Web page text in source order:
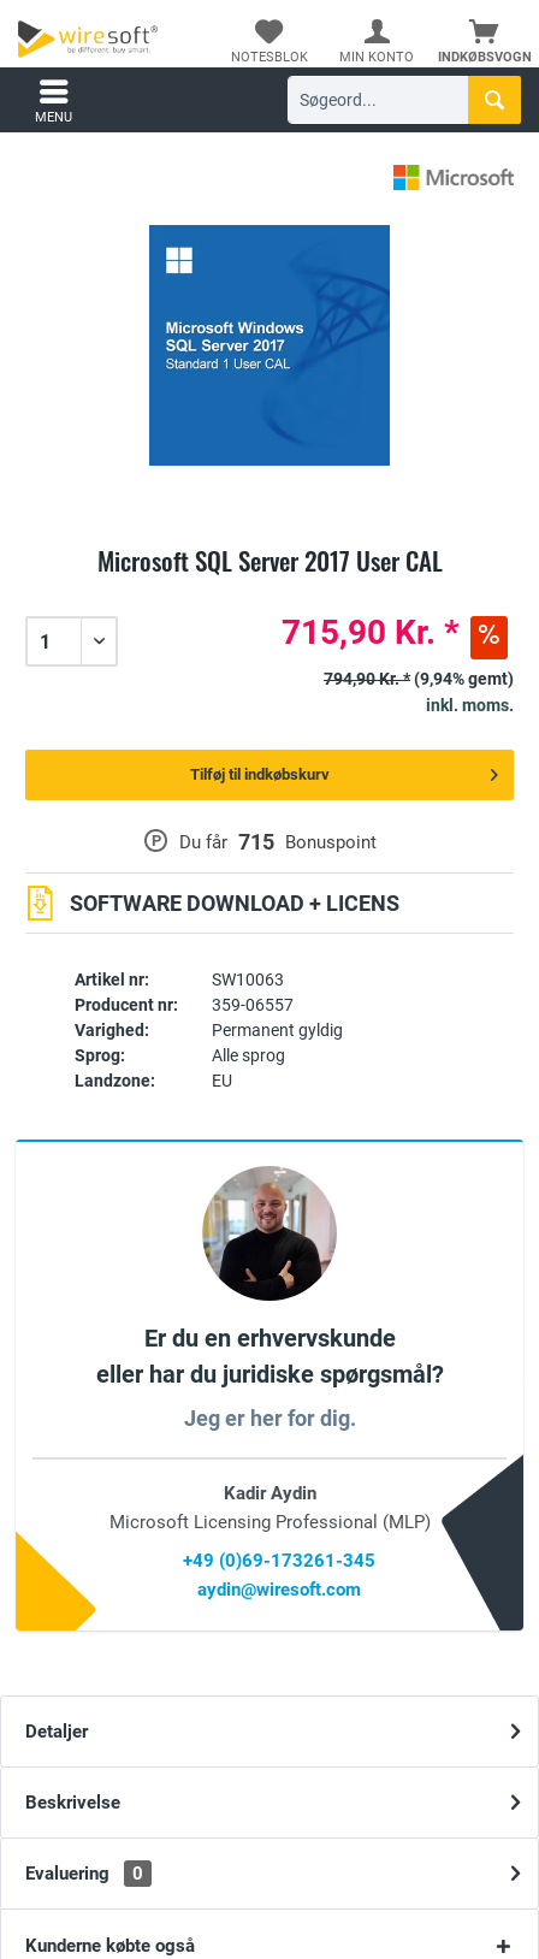
INDKØBSVOGN
NOTESBLOK MIN KONTO
MENU
Microsoft SQL Server 2017 User CAL
Artikel nr:
SW10063
Producent nr:
359-06557
Varighed:
Permanent gyldig
Sprog:
Alle sprog
Landzone:
EU
P Du får 715 Bonuspoint
SOFTWARE DOWNLOAD + LICENS
715,90 Kr. *
794,90 Kr. *(9,94% gemt)
inkl. moms.
Tilføj til indkøbskurv
Er du en erhvervskunde
eller har du juridiske spørgsmål?
Jeg er her for dig.
Kadir Aydin
Microsoft Licensing Professional (MLP)
+49 (0)69-173261-345
aydin@wiresoft.com
Detaljer
Beskrivelse
Evaluering 0
Kunderne købte også